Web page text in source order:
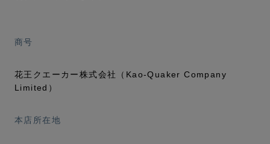
商号
花王クエーカー株式会社（Kao-Quaker Company
Limited）
本店所在地